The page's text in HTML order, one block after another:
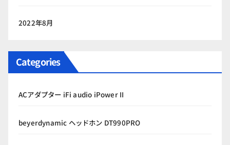
2022年8月
Categories
ACアダプター iFi audio iPower II
beyerdynamic ヘッドホン DT990PRO